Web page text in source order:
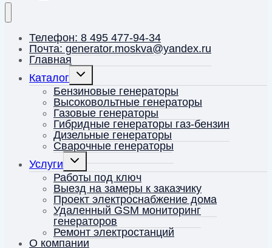
Телефон: 8 495 477-94-34
Почта: generator.moskva@yandex.ru
Главная
Каталог
Переключить
дочернее
меню
Бензиновые генераторы
Высоковольтные генераторы
Газовые генераторы
Гибридные генераторы газ-бензин
Дизельные генераторы
Сварочные генераторы
Услуги
Переключить
дочернее
меню
Работы под ключ
Выезд на замеры к заказчику
Проект электроснабжение дома
Удаленный GSM мониторинг
генераторов
Ремонт электростанций
О компании